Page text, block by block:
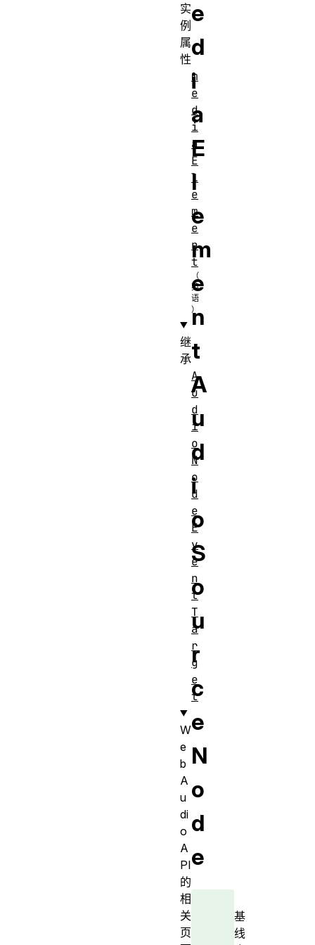
e
d
i
a
E
l
e
m
e
n
t
A
u
d
i
o
S
o
u
r
c
e
N
o
d
e
基
线
实
例
属
性
m
e
d
i
a
E
l
e
m
e
n
t
继
承
A
u
d
i
o
N
o
d
e
E
v
e
n
t
T
a
r
g
e
t
W
e
b
A
u
di
o
A
PI
的
相
关
页